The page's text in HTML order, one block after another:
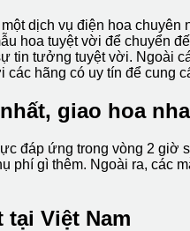
dịch vụ điện hoa
hoa tuyệt vời để chuyển
tin tưởng tuyệt vời. Ngoài
hãng có uy tín để
giao hoa
đáp ứng trong vòng 2 giờ
phí gì thêm. Ngoài ra,
Việt Nam